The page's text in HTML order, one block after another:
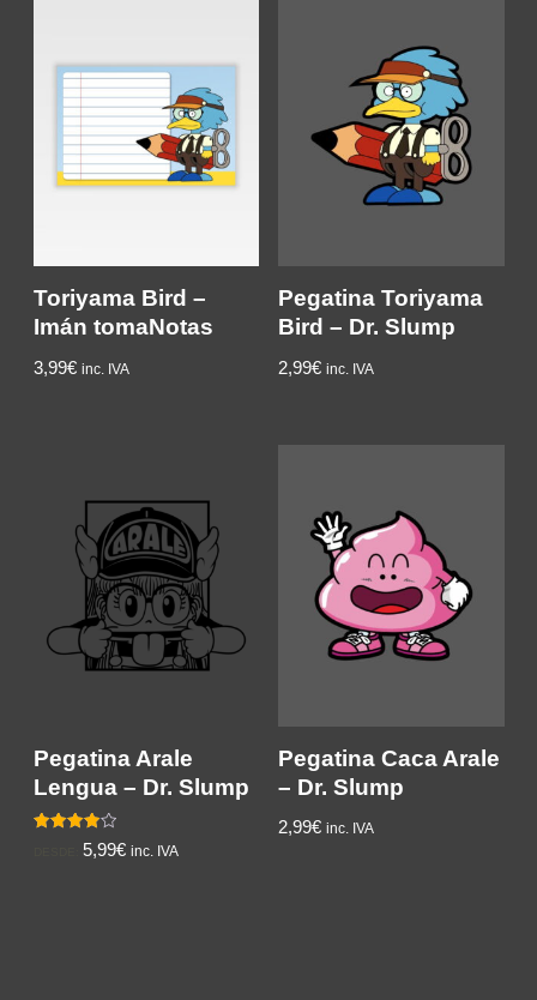
Toriyama Bird –
Imán tomaNotas
3,99€ inc. IVA
Pegatina Toriyama
Bird – Dr. Slump
2,99€ inc. IVA
Pegatina Arale
Lengua – Dr. Slump
Valorado5,99€ inc. IVA
Pegatina Caca Arale
– Dr. Slump
2,99€ inc. IVA